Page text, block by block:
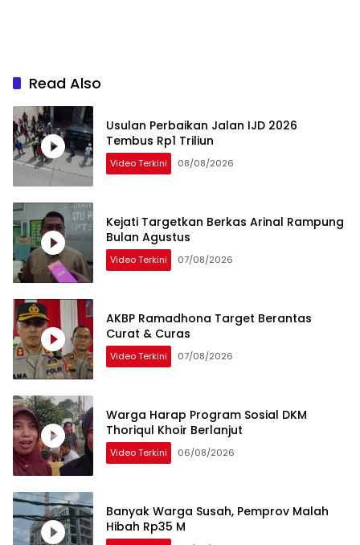
Read Also
Usulan Perbaikan Jalan IJD 2026
Tembus Rp1 Triliun
Video Terkini 08/08/2026
Kejati Targetkan Berkas Arinal Rampung
Bulan Agustus
Video Terkini 07/08/2026
AKBP Ramadhona Target Berantas
Curat & Curas
Video Terkini 07/08/2026
Warga Harap Program Sosial DKM
Thoriqul Khoir Berlanjut
Video Terkini 06/08/2026
Banyak Warga Susah, Pemprov Malah
Hibah Rp35 M